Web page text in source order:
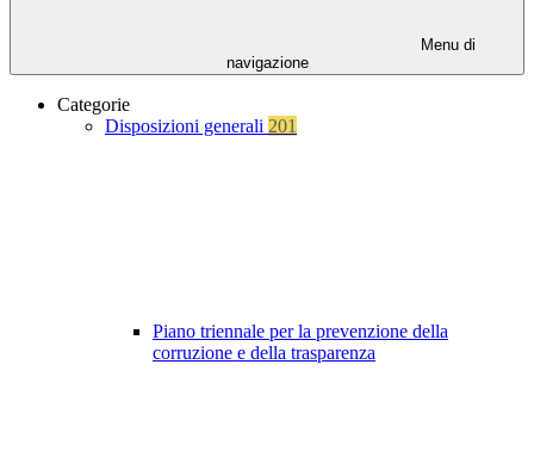
Menu di
navigazione
Categorie
Disposizioni generali 201
Piano triennale per la prevenzione della
corruzione e della trasparenza